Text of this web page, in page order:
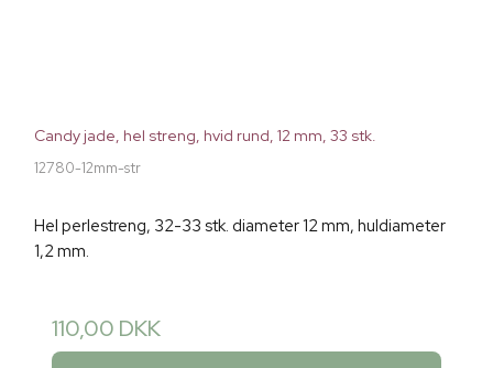
Candy jade, hel streng, hvid rund, 12 mm, 33 stk.
12780-12mm-str
Hel perlestreng, 32-33 stk. diameter 12 mm, huldiameter
1,2 mm.
110,00 DKK